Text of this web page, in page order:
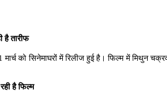
है तारीफ
मार्च को सिनेमाघरों में रिलीज हुई है। फिल्म में मिथुन
है फिल्म